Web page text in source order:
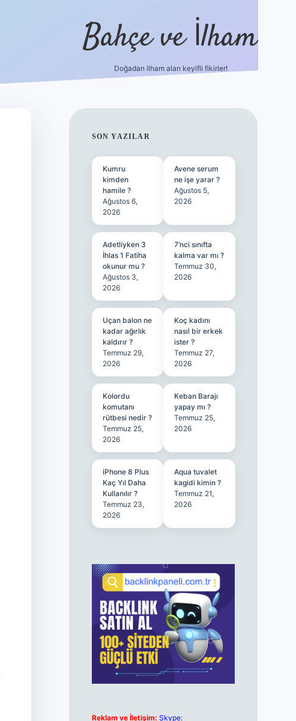
Bahçe ve İlham
Doğadan ilham alan keyifli fikirler!
SIDEBAR
SON YAZILAR
Kumru
kimden
hamile ?
Ağustos 6,
2026
Avene serum
ne işe yarar ?
Ağustos 5,
2026
Adetliyken 3
İhlas 1 Fatiha
okunur mu ?
Ağustos 3,
2026
7’nci sınıfta
kalma var mı ?
Temmuz 30,
2026
Uçan balon ne
kadar ağırlık
kaldırır ?
Temmuz 29,
2026
Koç kadını
nasıl bir erkek
ister ?
Temmuz 27,
2026
Kolordu
komutanı
rütbesi nedir ?
Temmuz 25,
2026
Keban Barajı
yapay mı ?
Temmuz 25,
2026
iPhone 8 Plus
Kaç Yıl Daha
Kullanılır ?
Temmuz 23,
2026
Aqua tuvalet
kagidi kimin ?
Temmuz 21,
2026
Reklam ve İletişim: Skype:
ilbet yeni